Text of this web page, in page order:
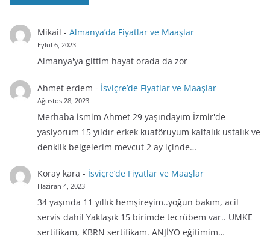
Mikail - Almanya’da Fiyatlar ve Maaşlar
Eylül 6, 2023
Almanya'ya gittim hayat orada da zor
Ahmet erdem - İsviçre’de Fiyatlar ve Maaşlar
Ağustos 28, 2023
Merhaba ismim Ahmet 29 yaşındayım İzmir'de
yasiyorum 15 yıldır erkek kuaföruyum kalfalık ustalık ve
denklik belgelerim mevcut 2 ay içinde…
Koray kara - İsviçre’de Fiyatlar ve Maaşlar
Haziran 4, 2023
34 yaşında 11 yıllık hemşireyim..yoğun bakım, acil
servis dahil Yaklaşık 15 birimde tecrübem var.. UMKE
sertifikam, KBRN sertifikam. ANJİYO eğitimim…